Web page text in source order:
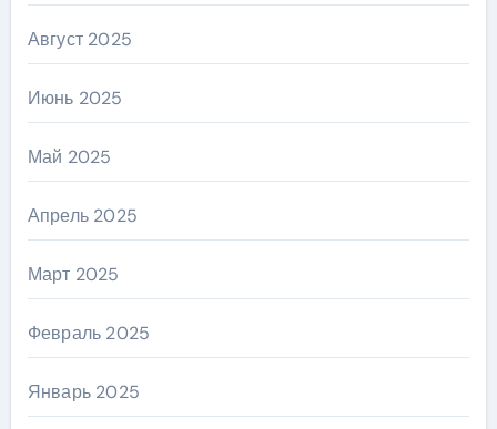
Август 2025
Июнь 2025
Май 2025
Апрель 2025
Март 2025
Февраль 2025
Январь 2025